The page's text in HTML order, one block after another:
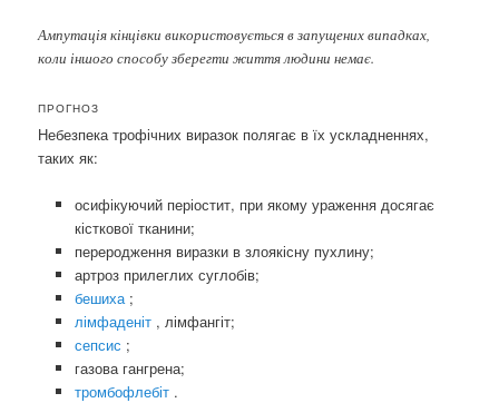
Ампутація кінцівки використовується в запущених випадках,
коли іншого способу зберегти життя людини немає.
ПРОГНОЗ
Небезпека трофічних виразок полягає в їх ускладненнях,
таких як:
осифікуючий періостит, при якому ураження досягає
кісткової тканини;
переродження виразки в злоякісну пухлину;
артроз прилеглих суглобів;
бешиха ;
лімфаденіт , лімфангіт;
сепсис ;
газова гангрена;
тромбофлебіт .